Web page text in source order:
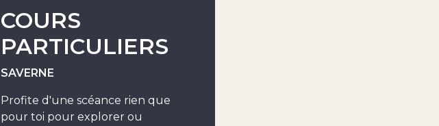
COURS
PARTICULIERS
SAVERNE
Profite d'une scéance rien que
pour toi pour explorer ou